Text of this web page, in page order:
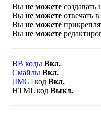
Вы не можете
Вы не можете отвечать
Вы не можете
Вы не можете
BB коды Вкл.
Смайлы Вкл.
[IMG] код Вкл.
HTML код Выкл.